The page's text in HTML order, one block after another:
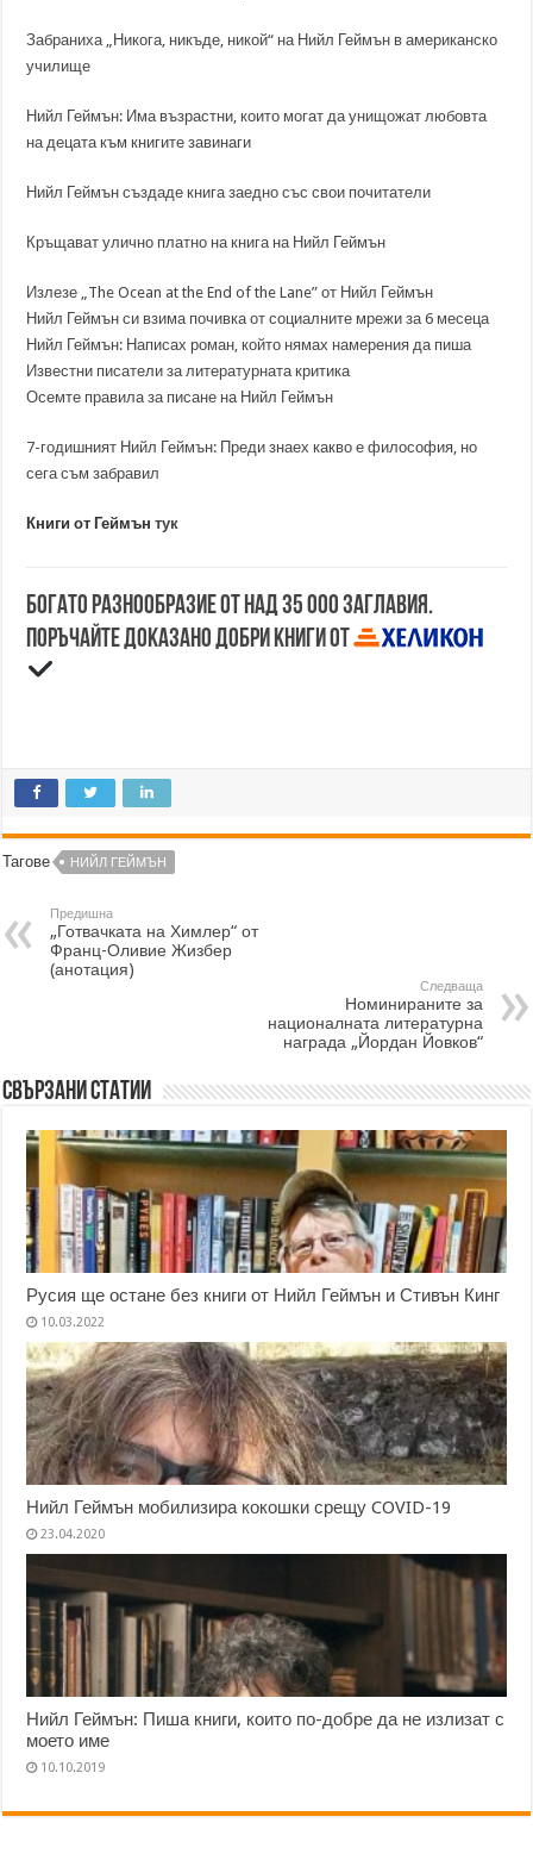
Забраниха „Никога, никъде, никой“ на Нийл Геймън в американско
училище
Нийл Геймън: Има възрастни, които могат да унищожат любовта
на децата към книгите завинаги
Нийл Геймън създаде книга заедно със свои почитатели
Кръщават улично платно на книга на Нийл Геймън
Излезе „The Ocean at the End of the Lane” от Нийл Геймън
Нийл Геймън си взима почивка от социалните мрежи за 6 месеца
Нийл Геймън: Написах роман, който нямах намерения да пиша
Известни писатели за литературната критика
Осемте правила за писане на Нийл Геймън
7-годишният Нийл Геймън: Преди знаех какво е философия, но
сега съм забравил
Книги от Геймънтук
Богато разнообразие от над 35 000 заглавия.
Поръчайте доказано добри книги от
Тагове НИЙЛ ГЕЙМЪН
Предишна
„Готвачката на Химлер“ от
Франц-Оливие Жизбер
(анотация)
Следваща
Номинираните за
националната литературна
награда „Йордан Йовков“
Свързани статии
Русия ще остане без книги от Нийл Геймън и Стивън Кинг
10.03.2022
Нийл Геймън мобилизира кокошки срещу COVID-19
23.04.2020
Нийл Геймън: Пиша книги, които по-добре да не излизат с
моето име
10.10.2019